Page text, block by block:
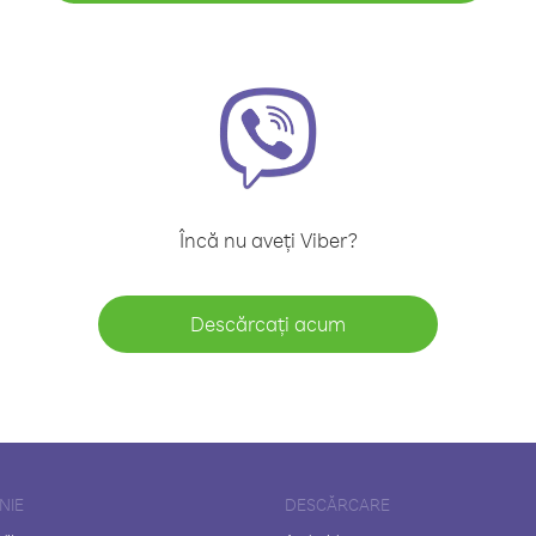
Încă nu aveți Viber?
Descărcați acum
DESCĂRCARE